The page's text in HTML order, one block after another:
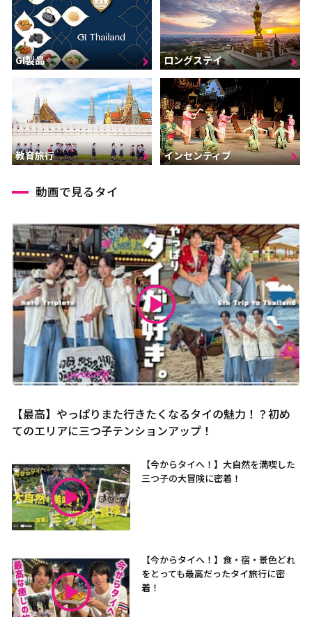
GI製品 ロングステイ
教育旅行 インセンティブ
動画で見るタイ
【最高】やっぱりまた行きたくなるタイの魅力！？初め
てのエリアに三つ子テンションアップ！
【今からタイへ！】大自然を満喫した
三つ子の大冒険に密着！
【今からタイへ！】食・宿・景色どれ
をとっても最高だったタイ旅行に密
着！